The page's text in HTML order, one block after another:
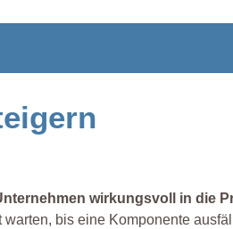
wirkungsvoll in die
bis eine Komponente